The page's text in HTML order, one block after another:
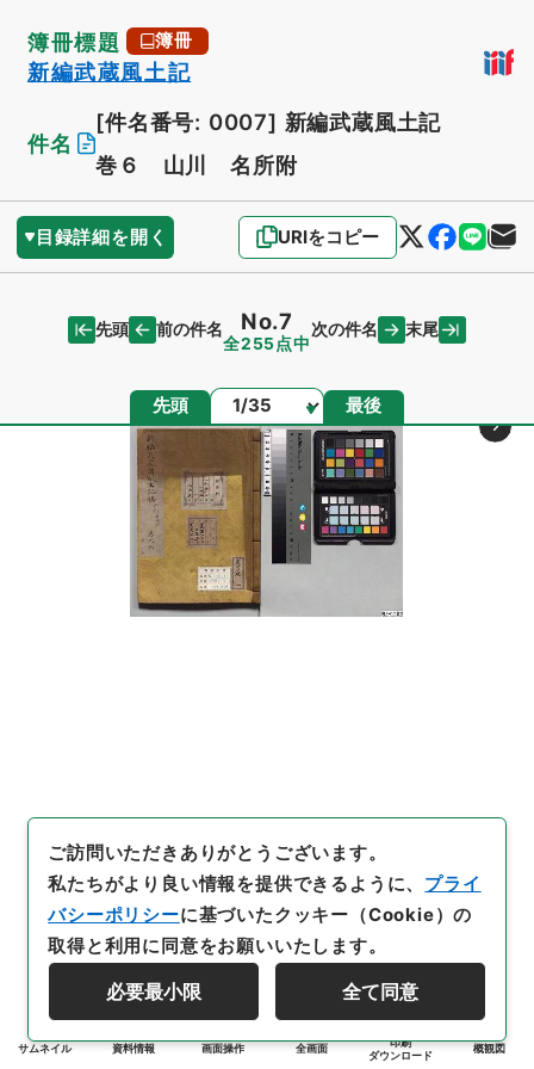
簿冊標題 簿冊
新編武蔵風土記
件名
[件名番号: 0007] 新編武蔵風土記
巻６ 山川 名所附
目録詳細を開く URIをコピー
先頭 前の件名 No.7
全255点中
次の件名 末尾
先頭 ページ 最後
サムネイル 資料情報 画面操作 全画面
印刷
ダウンロード
概観図
ご訪問いただきありがとうございます。
私たちがより良い情報を提供できるように、 プライ
バシーポリシーに基づいたクッキー（Cookie）の
取得と利用に同意をお願いいたします。
必要最小限 全て同意